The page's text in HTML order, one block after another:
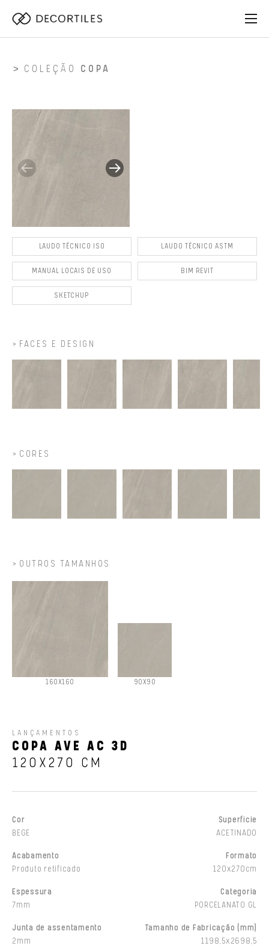
COLEÇÃO COPA
LAUDO TÉCNICO ISO LAUDO TÉCNICO ASTM
MANUAL LOCAIS DE USO BIM REVIT
SKETCHUP
FACES E DESIGN
CORES
OUTROS TAMANHOS
160X160 90X90
LANÇAMENTOS
COPA AVE AC 3D
120X270 CM
Cor
BEGE
Superfície
ACETINADO
Acabamento
Produto retificado
Formato
120x270cm
Espessura
7mm
Categoria
PORCELANATO GL
Junta de assentamento
2mm
Tamanho de Fabricação (mm)
1198,5x2698,5